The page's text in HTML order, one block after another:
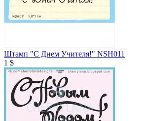
Штамп "С Днем Учителя!" NSH011
1 $